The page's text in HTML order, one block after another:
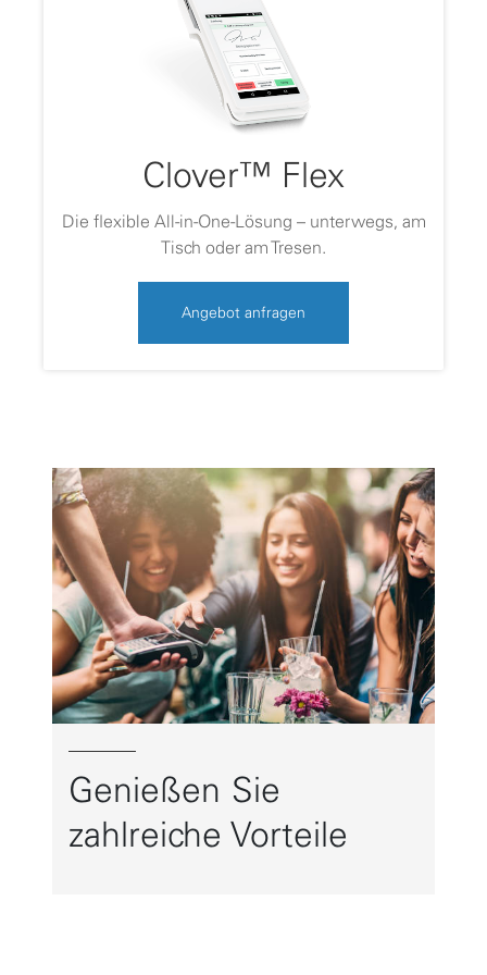
Clover™ Flex
Die flexible All-in-One-Lösung – unterwegs, am
Tisch oder am Tresen.
Angebot anfragen
Genießen Sie
zahlreiche Vorteile